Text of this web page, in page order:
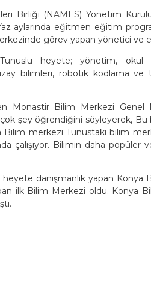
Birliği (NAMES) Yönetim
aylarında eğitmen eğitim
görev yapan yönetici
heyete; yönetim, okul
uzay bilimleri, robotik kodlama
Monastir Bilim Merkezi Genel
şey öğrendiğini söyleyerek,
Bilim merkezi Tunustaki bilim
çalışıyor. Bilimin daha popüler
danışmanlık yapan Konya
ilk Bilim Merkezi oldu. Konya